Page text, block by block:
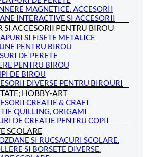
MAGNETICE. ACCESORII
INTERACTIVE SI ACCESORII
SI ACCESORII PENTRU BIROU
SI FISETE METALICE
PENTRU BIROU
DE PERETE
PENTRU BIROU
DE BIROU
DIVERSE PENTRU BIROURI
HOBBY-ART
CREATIE & CRAFT
QUILLING, ORIGAMI
DE CREATIE PENTRU COPII
SCOLARE
SI RUCSACURI SCOLARE.
SI BORSETE DIVERSE.